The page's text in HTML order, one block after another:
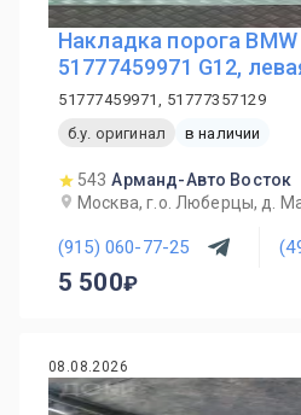
Накладка порога
51777459971 G12,
51777459971, 51777357129
б.у. оригинал
в наличии
543 Арманд-Авто Восток
Москва, г.о. Люберцы, д.
(915) 060-77-25
5 500
08.08.2026